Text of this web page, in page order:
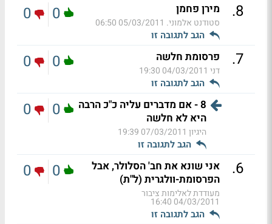
8
. מירן פחמן
סטודנט אלמוני. 05/03/2011 06:50
הגב לתגובה זו
0
0
7
. פרסומת חלשה
דני 04/03/2011 19:30
הגב לתגובה זו
0
0
8 - אם מדברים עליה כ"כ הרבה
היא לא חלשה
היגיון 07/03/2011 19:39
הגב לתגובה זו
0
0
6
.
אני שונא את חב' הסלולר, אבל
הפרסומת-וולגרית (ל"ת)
מעודדת לאלימות ציבור
04/03/2011 16:40
הגב לתגובה זו
0
0